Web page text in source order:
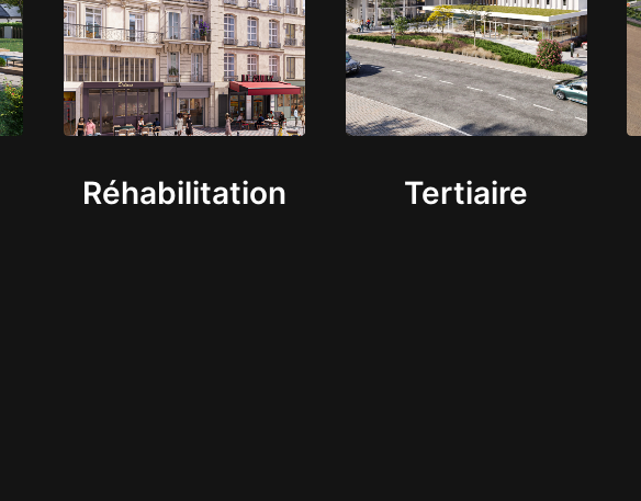
Réhabilitation Tertiaire